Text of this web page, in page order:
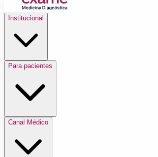
Institucional
Para pacientes
Canal Médico